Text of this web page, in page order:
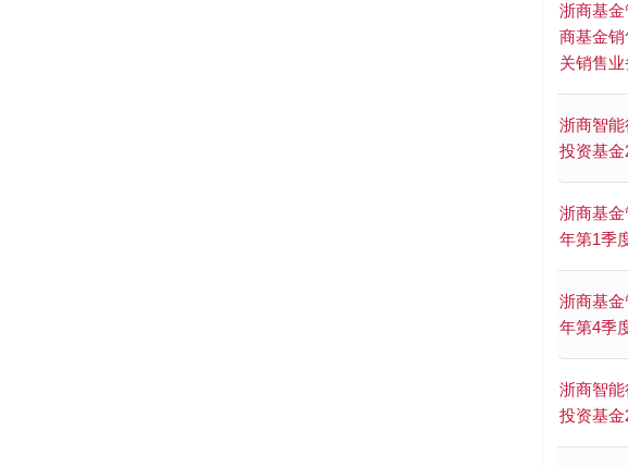
浙商基
商基金
关销售
浙商智
投资基
浙商基
年第1季
浙商基
年第4季
浙商智
投资基